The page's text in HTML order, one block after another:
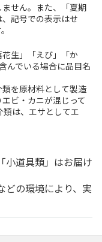
せん。また、「夏期
記号での表示はせ
生」「えび」「か
んでいる場合に品目名
を原材料として製造
ビ・カニが混じって
類は、エサとしてエ
小道具類」はお届け
どの環境により、実